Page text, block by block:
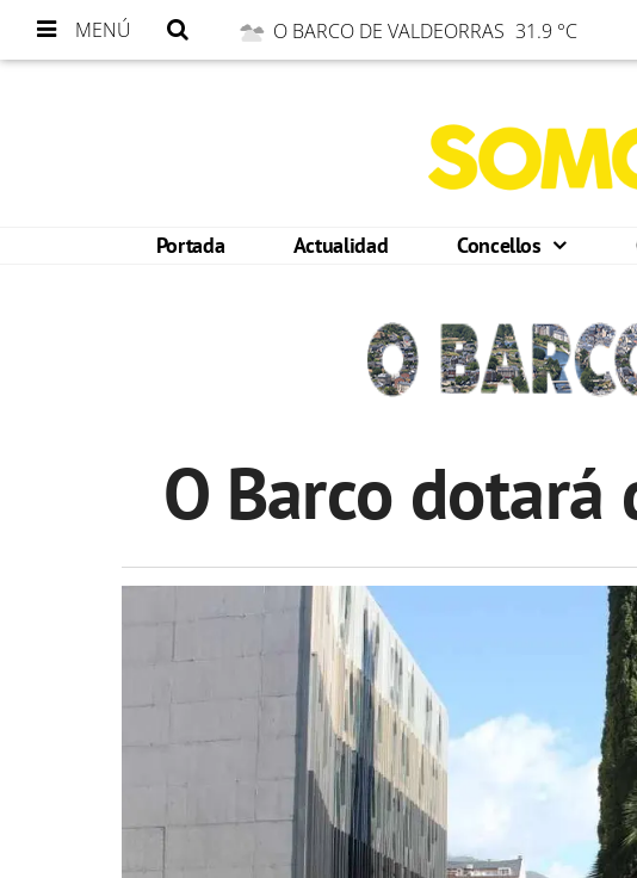
MENÚ O BARCO DE VALDEORRAS 31.9 °C
Portada Actualidad Concellos
O Barco dotará